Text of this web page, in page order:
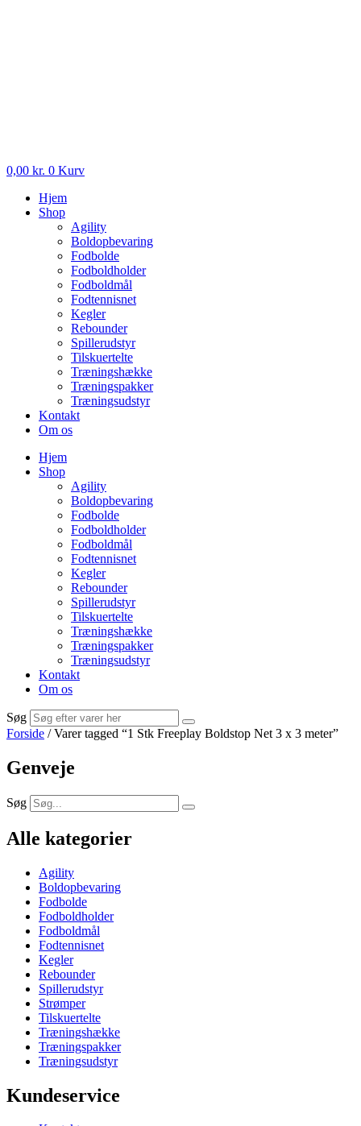
0,00 kr. 0 Kurv
Hjem
Shop
Agility
Boldopbevaring
Fodbolde
Fodboldholder
Fodboldmål
Fodtennisnet
Kegler
Rebounder
Spillerudstyr
Tilskuertelte
Træningshække
Træningspakker
Træningsudstyr
Kontakt
Om os
Hjem
Shop
Agility
Boldopbevaring
Fodbolde
Fodboldholder
Fodboldmål
Fodtennisnet
Kegler
Rebounder
Spillerudstyr
Tilskuertelte
Træningshække
Træningspakker
Træningsudstyr
Kontakt
Om os
Søg
Forside / Varer tagged “1 Stk Freeplay Boldstop Net 3 x 3 meter”
Genveje
Søg
Alle kategorier
Agility
Boldopbevaring
Fodbolde
Fodboldholder
Fodboldmål
Fodtennisnet
Kegler
Rebounder
Spillerudstyr
Strømper
Tilskuertelte
Træningshække
Træningspakker
Træningsudstyr
Kundeservice